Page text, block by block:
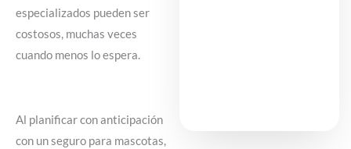
especializados pueden ser
costosos, muchas veces
cuando menos lo espera.
Al planificar con anticipación
con un seguro para mascotas,